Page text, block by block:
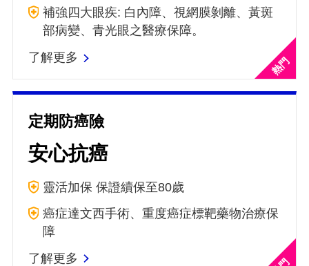
補強四大眼疾: 白內障、視網膜剝離、黃斑
部病變、青光眼之醫療保障。
了解更多
定期防癌險
安心抗癌
靈活加保 保證續保至80歲
癌症達文西手術、重度癌症標靶藥物治療保
障
了解更多